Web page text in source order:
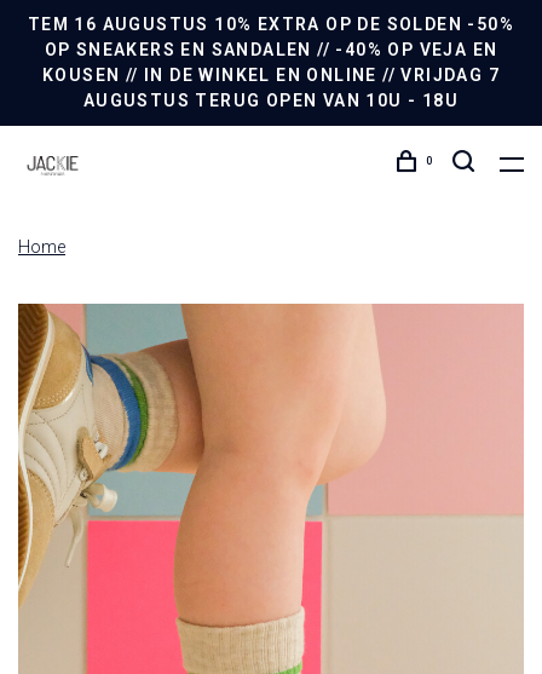
TEM 16 AUGUSTUS 10% EXTRA OP DE SOLDEN -50%
OP SNEAKERS EN SANDALEN // -40% OP VEJA EN
KOUSEN // IN DE WINKEL EN ONLINE // VRIJDAG 7
AUGUSTUS TERUG OPEN VAN 10U - 18U
0
Home